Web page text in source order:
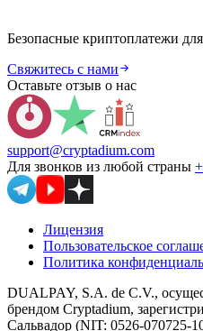
Безопасные криптоплатежи
Свяжитесь с нами
Оставьте отзыв о нас
support@cryptadium.com
Для звонков из любой страны
Лицензия
Пользовательское
Политика
DUALPAY, S.A. de C.V.,
брендом Cryptadium,
Сальвадор (NIT: 0526-070725-